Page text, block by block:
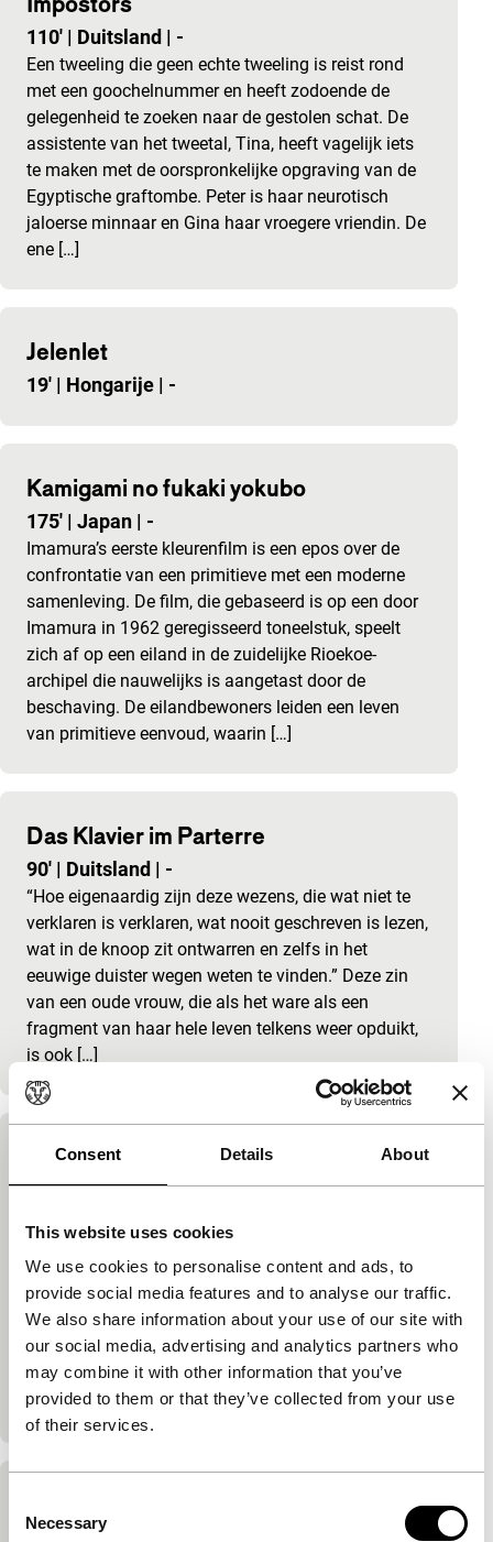
Consent Details About
This website uses cookies
We use cookies to personalise content and ads, to
provide social media features and to analyse our traffic.
We also share information about your use of our site with
our social media, advertising and analytics partners who
may combine it with other information that you’ve
provided to them or that they’ve collected from your use
of their services.
Selection
Necessary
110' | Duitsland | -
Een tweeling die geen echte tweeling is reist rond
met een goochelnummer en heeft zodoende de
gelegenheid te zoeken naar de gestolen schat. De
assistente van het tweetal, Tina, heeft vagelijk iets
te maken met de oorspronkelijke opgraving van de
Egyptische graftombe. Peter is haar neurotisch
jaloerse minnaar en Gina haar vroegere vriendin. De
ene […]
Jelenlet
19' | Hongarije | -
Kamigami no fukaki yokubo
175' | Japan | -
Imamura’s eerste kleurenfilm is een epos over de
confrontatie van een primitieve met een moderne
samenleving. De film, die gebaseerd is op een door
Imamura in 1962 geregisseerd toneelstuk, speelt
zich af op een eiland in de zuidelijke Rioekoe-
archipel die nauwelijks is aangetast door de
beschaving. De eilandbewoners leiden een leven
van primitieve eenvoud, waarin […]
Das Klavier im Parterre
90' | Duitsland | -
“Hoe eigenaardig zijn deze wezens, die wat niet te
verklaren is verklaren, wat nooit geschreven is lezen,
wat in de knoop zit ontwarren en zelfs in het
eeuwige duister wegen weten te vinden.” Deze zin
van een oude vrouw, die als het ware als een
fragment van haar hele leven telkens weer opduikt,
is ook […]
Der Komantsche
90'|Duitsland|-
Achternbusch in Buchendorf, het bouwvallige
Undosa-bad in Starnberg, Beierse barok-kerken, een
stamtafel in restaurant ‘Wienerwald’ in Gauting, een
bieropslagplaats met vier doodskisten, een
nachtcafé, het Olympisch Stadion in München, waar
Rumenigge 1-0 voor FC Bayern scoort en Sri Lanka
waar men nog maar 40 mijl van het […]